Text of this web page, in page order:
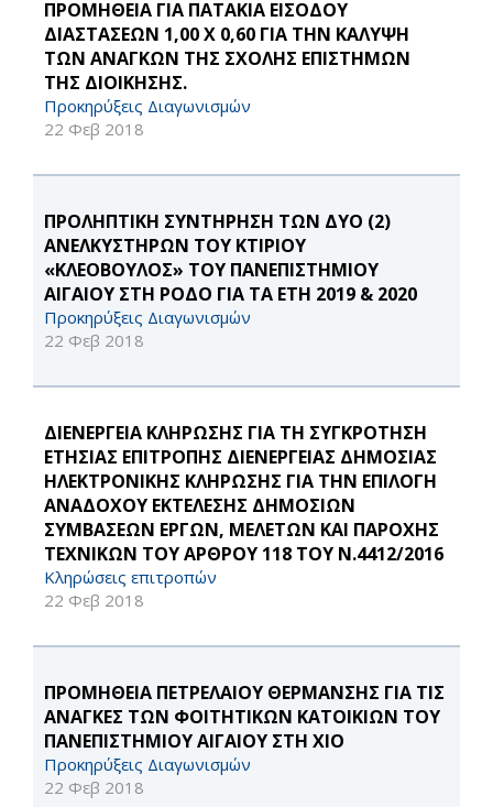
ΠΡΟΜΗΘΕΙΑ ΓΙΑ ΠΑΤΑΚΙΑ ΕΙΣΟΔΟΥ
ΔΙΑΣΤΑΣΕΩΝ 1,00 Χ 0,60 ΓΙΑ ΤΗΝ ΚΑΛΥΨΗ
ΤΩΝ ΑΝΑΓΚΩΝ ΤΗΣ ΣΧΟΛΗΣ ΕΠΙΣΤΗΜΩΝ
ΤΗΣ ΔΙΟΙΚΗΣΗΣ.
Προκηρύξεις Διαγωνισμών
22 Φεβ 2018
ΠΡΟΛΗΠΤΙΚΗ ΣΥΝΤΗΡΗΣΗ ΤΩΝ ΔΥΟ (2)
ΑΝΕΛΚΥΣΤΗΡΩΝ ΤΟΥ ΚΤΙΡΙΟΥ
«ΚΛΕΟΒΟΥΛΟΣ» ΤΟΥ ΠΑΝΕΠΙΣΤΗΜΙΟΥ
ΑΙΓΑΙΟΥ ΣΤΗ ΡΟΔΟ ΓΙΑ ΤΑ ΕΤΗ 2019 & 2020
Προκηρύξεις Διαγωνισμών
22 Φεβ 2018
ΔΙΕΝΕΡΓΕΙΑ ΚΛΗΡΩΣΗΣ ΓΙΑ ΤΗ ΣΥΓΚΡΟΤΗΣΗ
ΕΤΗΣΙΑΣ ΕΠΙΤΡΟΠΗΣ ΔΙΕΝΕΡΓΕΙΑΣ ΔΗΜΟΣΙΑΣ
ΗΛΕΚΤΡΟΝΙΚΗΣ ΚΛΗΡΩΣΗΣ ΓΙΑ ΤΗΝ ΕΠΙΛΟΓΗ
ΑΝΑΔΟΧΟΥ ΕΚΤΕΛΕΣΗΣ ΔΗΜΟΣΙΩΝ
ΣΥΜΒΑΣΕΩΝ ΕΡΓΩΝ, ΜΕΛΕΤΩΝ ΚΑΙ ΠΑΡΟΧΗΣ
ΤΕΧΝΙΚΩΝ ΤΟΥ ΑΡΘΡΟΥ 118 ΤΟΥ Ν.4412/2016
Κληρώσεις επιτροπών
22 Φεβ 2018
ΠΡΟΜΗΘΕΙΑ ΠΕΤΡΕΛΑΙΟΥ ΘΕΡΜΑΝΣΗΣ ΓΙΑ ΤΙΣ
ΑΝΑΓΚΕΣ ΤΩΝ ΦΟΙΤΗΤΙΚΩΝ ΚΑΤΟΙΚΙΩΝ ΤΟΥ
ΠΑΝΕΠΙΣΤΗΜΙΟΥ ΑΙΓΑΙΟΥ ΣΤΗ ΧΙΟ
Προκηρύξεις Διαγωνισμών
22 Φεβ 2018